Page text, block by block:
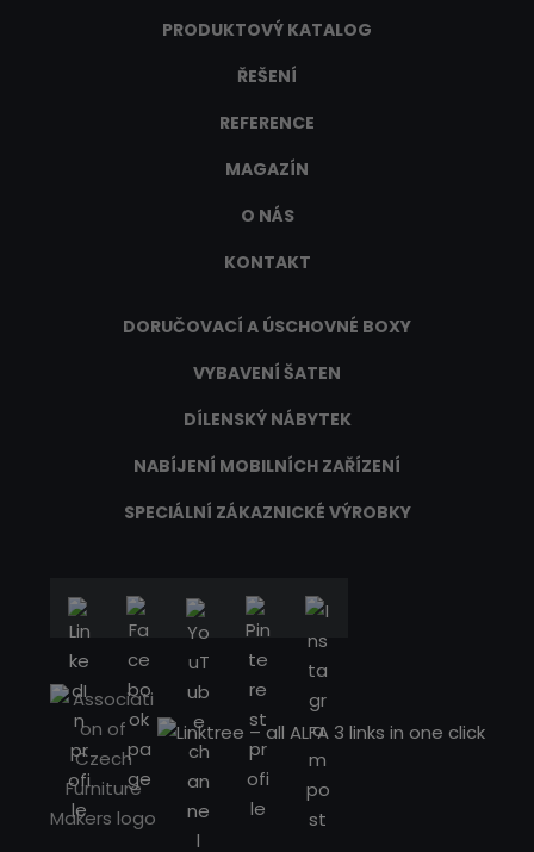
PRODUKTOVÝ KATALOG
ŘEŠENÍ
REFERENCE
MAGAZÍN
O NÁS
KONTAKT
DORUČOVACÍ A ÚSCHOVNÉ BOXY
VYBAVENÍ ŠATEN
DÍLENSKÝ NÁBYTEK
NABÍJENÍ MOBILNÍCH ZAŘÍZENÍ
SPECIÁLNÍ ZÁKAZNICKÉ VÝROBKY